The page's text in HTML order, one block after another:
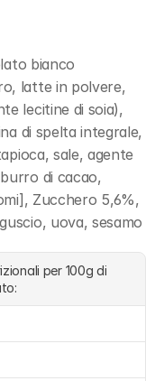
bianco
latte in polvere,
lecitine di soia),
di spelta integrale,
sale, agente
di cacao,
Zucchero 5,6%,
uova, sesamo
per 100g di